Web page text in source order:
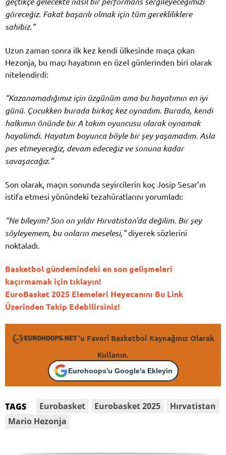
göreceğiz. Fakat başarılı olmak için tüm gerekliliklere
sahibiz.”
Uzun zaman sonra ilk kez kendi ülkesinde maça çıkan
Hezonja, bu maçı hayatının en özel günlerinden biri olarak
nitelendirdi:
“Kazanamadığımız için üzgünüm ama bu hayatımın en iyi
günü. Çocukken burada birkaç kez oynadım. Burada, kendi
halkımın önünde bir A takım oyuncusu olarak oynamak
hayalimdi. Hayatım boyunca böyle bir şey yaşamadım. Asla
pes etmeyeceğiz, devam edeceğiz ve sonuna kadar
savaşacağız.”
Son olarak, maçın sonunda seyircilerin koç Josip Sesar’ın
istifa etmesi yönündeki tezahüratlarını yorumladı:
“Ne bileyim? Son on yıldır Hırvatistan’da değilim. Bir şey
söyleyemem, bu onların meselesi,”diyerek sözlerini
noktaladı.
Basketbol gündemindeki en son gelişmeleri
kaçırmamak için tıklayın!
EuroBasket 2025 Elemeleri Heyecanını Bu Link
Üzerinden Takip Edebilirsiniz!
'u Favori Basketbol Kaynağınız Olarak
Kullanın.
Eurohoops'u Google'a Ekleyin
TAGS Eurobasket Eurobasket 2025
Hırvatistan
Mario Hezonja